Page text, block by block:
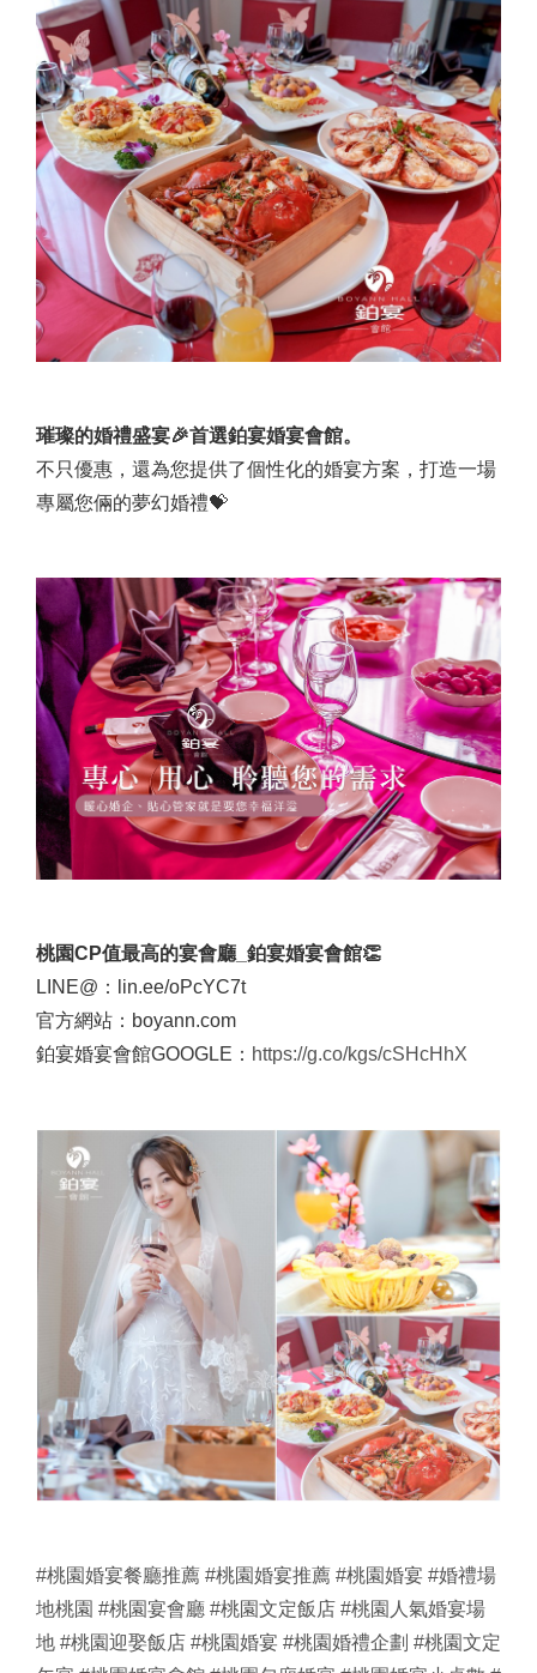
璀璨的婚禮盛宴🎉首選鉑宴婚宴會館。
不只優惠，還為您提供了個性化的婚宴方案，打造一場
專屬您倆的夢幻婚禮💝
桃園CP值最高的宴會廳_鉑宴婚宴會館👏
LINE@：lin.ee/oPcYC7t
官方網站：boyann.com
鉑宴婚宴會館GOOGLE： https://g.co/kgs/cSHcHhX
#桃園婚宴餐廳推薦 #桃園婚宴推薦 #桃園婚宴 #婚禮場
地桃園 #桃園宴會廳 #桃園文定飯店 #桃園人氣婚宴場
地 #桃園迎娶飯店 #桃園婚宴 #桃園婚禮企劃 #桃園文定